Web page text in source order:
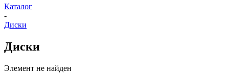
Каталог
-
Диски
Диски
Элемент не найден